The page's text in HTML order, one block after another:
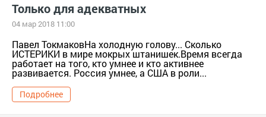
Только для адекватных
04 мар 2018 11:00
Павел ТокмаковНа холодную голову... Сколько
ИСТЕРИКИ в мире мокрых штанишек.Время всегда
работает на того, кто умнее и кто активнее
развивается. Россия умнее, а США в роли...
Подробнее